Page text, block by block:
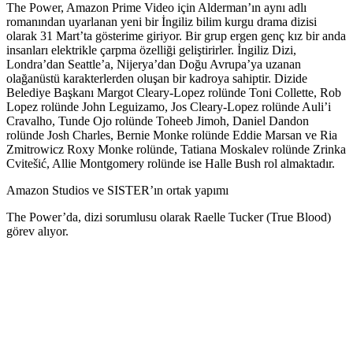
The Power, Amazon Prime Video için Alderman’ın aynı adlı
romanından uyarlanan yeni bir İngiliz bilim kurgu drama dizisi
olarak 31 Mart’ta gösterime giriyor. Bir grup ergen genç kız bir anda
insanları elektrikle çarpma özelliği geliştirirler. İngiliz Dizi,
Londra’dan Seattle’a, Nijerya’dan Doğu Avrupa’ya uzanan
olağanüstü karakterlerden oluşan bir kadroya sahiptir. Dizide
Belediye Başkanı Margot Cleary-Lopez rolünde Toni Collette, Rob
Lopez rolünde John Leguizamo, Jos Cleary-Lopez rolünde Auli’i
Cravalho, Tunde Ojo rolünde Toheeb Jimoh, Daniel Dandon
rolünde Josh Charles, Bernie Monke rolünde Eddie Marsan ve Ria
Zmitrowicz Roxy Monke rolünde, Tatiana Moskalev rolünde Zrinka
Cvitešić, Allie Montgomery rolünde ise Halle Bush rol almaktadır.
Amazon Studios ve SISTER’ın ortak yapımı
The Power’da, dizi sorumlusu olarak Raelle Tucker (True Blood)
görev alıyor.